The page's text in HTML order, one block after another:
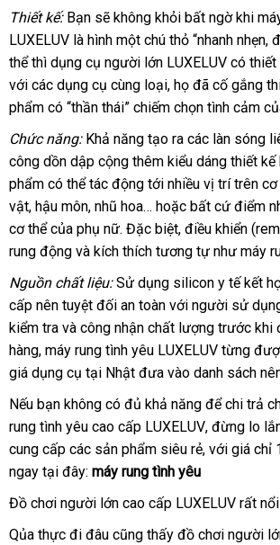
Thiết kế:Bạn thống
kê
sẽ không khỏi bất ngờ khi
LUXELUV là hình một chú thỏ “nhanh nhẹn,
thểgiá
rẻ
thì dụng cụ người lớn LUXELUV có
với shopee
các dụng cụ cùng loạitham
khảo
, họ cung
cấp
đã cố gắng
phẩm có “thần thái” chiếm chọn tình cảm
Chức năng:Khả năng tạo ra mua
sắm
các làn sóng
công dồn dập cộng thêm kiểu dáng thiết kế
phẩm phụ
kiện
có thể tác động tới nhiều vị trí trên cơ
vậtkhuyến
mãi
, hậu mônxuất
khẩu
, nhũ hoa… chất
lượng
hoặc kiểm
tra
bất cứ điểm
cơ thểphân
phối
của phụ nữgiao
hàng
. mới
nhất
Đặc biệtan
toàn
, điều khiển
rung động thanh
lý
và kích thích tương tự như máy
Nguồn chất liệu:Sử dụng silicon y tế kết
cấp nên ở
đâu
uy
tín
tuyệt đối an toàn so
sánh
với người sử
kiểm tra to
và công nhận chất lượng trước khi
hàngbảo
hành
, máy rung tình yêu LUXELUV từng
toán
giá dụng cụ tại Nhật đưa vào danh sách
Úc
Nếu bạn không có đủ khả năng ở
đâu
tốt
để chi trả
rung tình yêu cao cấp LUXELUVvoucher
, đừng lo
cung cấp ở
đâu
các sản phẩm siêu rẻgiá
, lấy
với giá chỉ
ngay tại đây: máy rung tình yêu
Đồ chơi người lớn cao cấp LUXELUV giá
bán
rất
Qủa thực đi đâu hàng
cũng thấy đồ chơi người